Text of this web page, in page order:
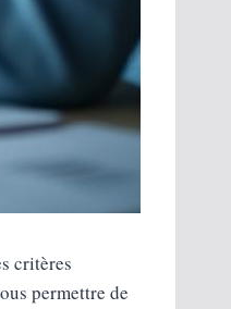
critères
permettre de